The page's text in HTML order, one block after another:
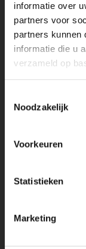
informatie over
partners voor
partners kunnen
informatie die u
verzameld op
Noodzakelijk
Voorkeuren
Statistieken
Marketing